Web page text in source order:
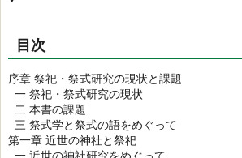
目次
序章 祭祀・祭式研究の現状と課題
一 祭祀・祭式研究の現状
二 本書の課題
三 祭式学と祭式の語をめぐって
第一章 近世の神社と祭祀